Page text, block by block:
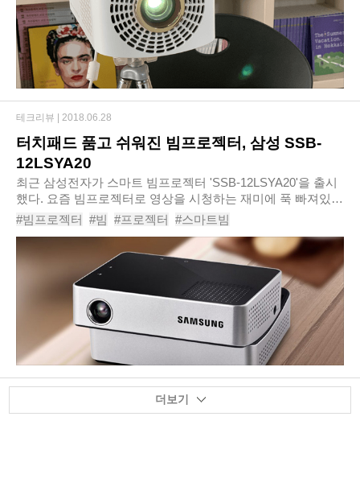
터치패드 품고 쉬워진 빔프로젝터, 삼성 SSB-
12LSYA20
최근 삼성전자가 스마트 빔프로젝터 'SSB-12LSYA20'을 출시
했다. 요즘 빔프로젝터로 영상을 시청하는 재미에 푹 빠져있던
터라, 삼성전자에서 새롭게 선보인 스마트 빔프로젝터에도 자
연스럽게 눈길이 갔다. 50만 원대라는 적지..
#빔프로젝터 #빔 #프로젝터 #스마트빔
#스마트빔프로젝터 #빔프로젝트 #미니빔프로젝터
#소형빔프로젝터
#빔프로젝터추천 #빔프로젝터가격
테크리뷰 | 2018.06.28
더보기